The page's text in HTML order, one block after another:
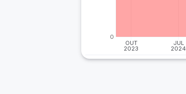
OUT
2023
JUL
2024
0